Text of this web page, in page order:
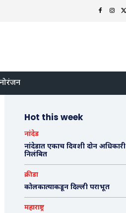
Hot this week
नांदेड
नांदेडात एकाच दिवशी दोन अधिकारी
निलंबित
क्रीडा
कोलकात्याकडून दिल्ली पराभूत
महाराष्ट्र